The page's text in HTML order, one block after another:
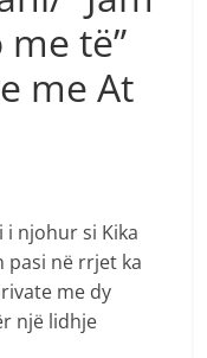
të”
me At
i njohur si Kika
pasi në rrjet ka
me dy
një lidhje